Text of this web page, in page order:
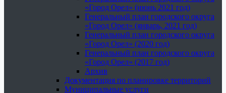
«Город Орел» (июнь 2021 год)
Генеральный план городского округа
«Город Орел» (январь, 2021 год)
Генеральный план городского округа
«Город Орел» (2020 год)
Генеральный план городского округа
«Город Орел» (2017 год)
Архив
Документация по планировке территорий
Муниципальные услуги